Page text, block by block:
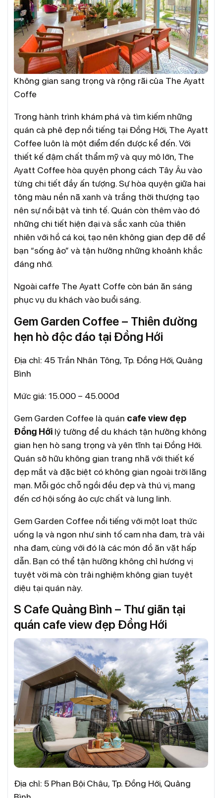
Không gian sang trọng và rộng rãi của The Ayatt
Coffe
Trong hành trình khám phá và tìm kiếm những
quán cà phê đẹp nổi tiếng tại Đồng Hới, The Ayatt
Coffee luôn là một điểm đến được kể đến. Với
thiết kế đậm chất thẩm mỹ và quy mô lớn, The
Ayatt Coffee hòa quyện phong cách Tây Âu vào
từng chi tiết đầy ấn tượng. Sự hòa quyện giữa hai
tông màu nền nã xanh và trắng thời thượng tạo
nên sự nổi bật và tinh tế. Quán còn thêm vào đó
những chi tiết hiện đại và sắc xanh của thiên
nhiên với hồ cá koi, tạo nên không gian đẹp đẽ để
bạn “sống ảo” và tận hưởng những khoảnh khắc
đáng nhớ.
Ngoài caffe The Ayatt Coffe còn bán ăn sáng
phục vụ du khách vào buổi sáng.
Gem Garden Coffee – Thiên đường
hẹn hò độc đáo tại Đồng Hới
Địa chỉ: 45 Trần Nhân Tông, Tp. Đồng Hới, Quảng
Bình
Mức giá: 15.000 – 45.000đ
Gem Garden Coffee là quán cafe view đẹp
Đồng Hới lý tưởng để du khách tận hưởng không
gian hẹn hò sang trọng và yên tĩnh tại Đồng Hới.
Quán sở hữu không gian trang nhã với thiết kế
đẹp mắt và đặc biệt có không gian ngoài trời lãng
mạn. Mỗi góc chỗ ngồi đều đẹp và thú vị, mang
đến cơ hội sống ảo cực chất và lung linh.
Gem Garden Coffee nổi tiếng với một loạt thức
uống lạ và ngon như sinh tố cam nha đam, trà vải
nha đam, cùng với đó là các món đồ ăn vặt hấp
dẫn. Bạn có thể tận hưởng không chỉ hương vị
tuyệt vời mà còn trải nghiệm không gian tuyệt
diệu tại quán này.
S Cafe Quảng Bình – Thư giãn tại
quán cafe view đẹp Đồng Hới
Địa chỉ: 5 Phan Bội Châu, Tp. Đồng Hới, Quảng